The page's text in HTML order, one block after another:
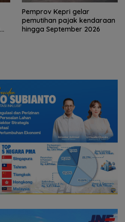
Pemprov Kepri gelar
pemutihan pajak kendaraan
hingga September 2026